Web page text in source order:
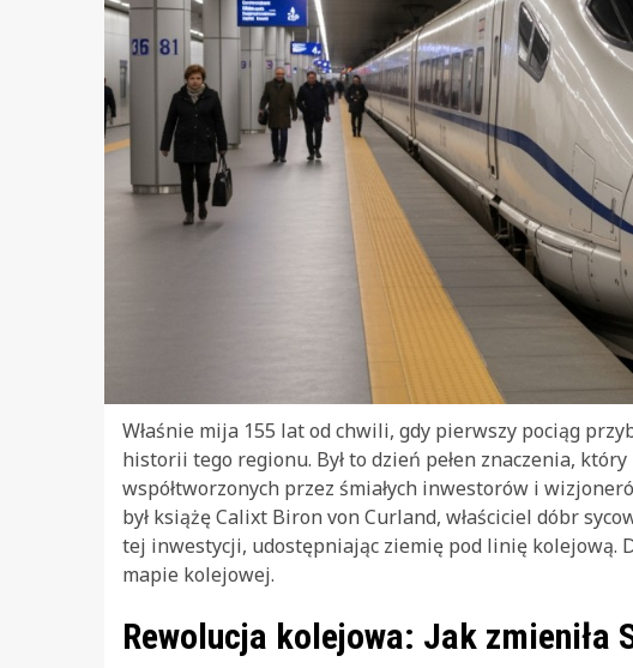
Właśnie mija 155 lat od chwili, gdy pierwszy pociąg
historii tego regionu. Był to dzień pełen znaczenia,
współtworzonych przez śmiałych inwestorów i
był książę Calixt Biron von Curland, właściciel dóbr
tej inwestycji, udostępniając ziemię pod linię kolejową.
mapie kolejowej.
Rewolucja kolejowa: Jak zmieniła